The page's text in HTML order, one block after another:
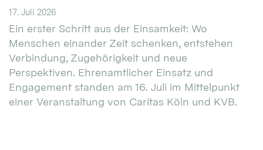
17. Juli 2026
Ein erster Schritt aus der Einsamkeit: Wo
Menschen einander Zeit schenken, entstehen
Verbindung, Zugehörigkeit und neue
Perspektiven. Ehrenamtlicher Einsatz und
Engagement standen am 16. Juli im Mittelpunkt
einer Veranstaltung von Caritas Köln und KVB.